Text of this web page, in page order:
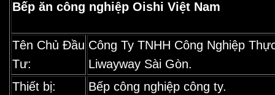
Bếp ăn công nghiệp Oishi Việt Nam
Tên Chủ Đầu
Tư:
Công Ty TNHH Công Nghiệp
Liwayway Sài Gòn.
Thiết bị:
Bếp công nghiệp công ty.